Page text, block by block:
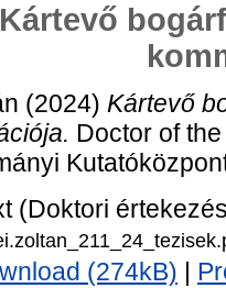
Kártevő
(2024) Kártevő
Doctor of
(Doktori
(274kB)